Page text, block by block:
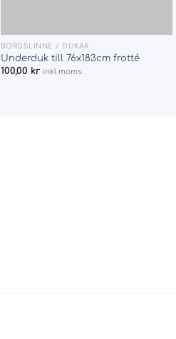
BORDSLINNE / DUKAR
Underduk till 76x183cm frotté
100,00 kr inkl moms.